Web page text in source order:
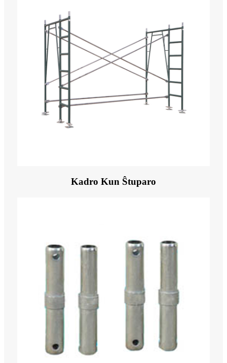
Kadro Kun Ŝtuparo